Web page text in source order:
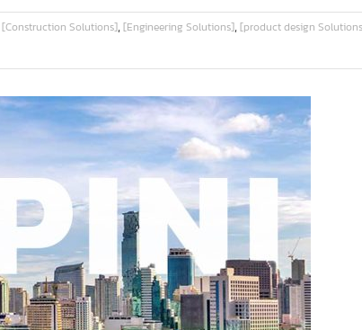
[Construction Solutions],[Engineering Solutions],[product design